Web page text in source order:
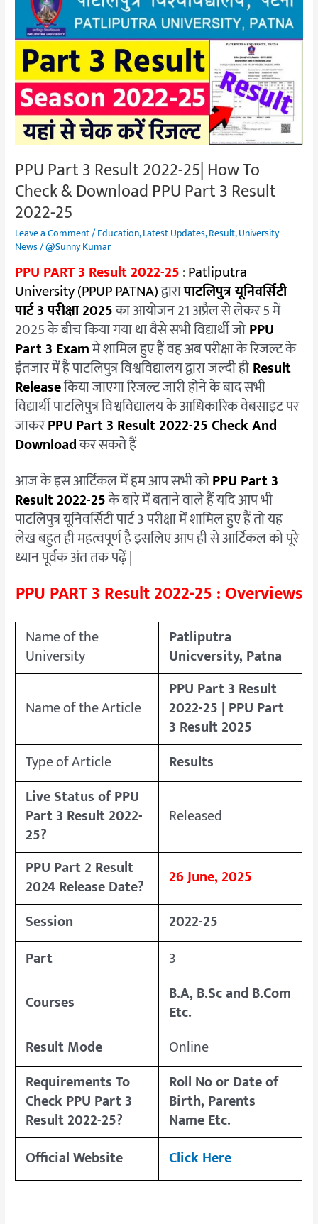
PPU Part 3 Result 2022-25| How To
Check & Download PPU Part 3 Result
2022-25
Leave a Comment/Education,Latest Updates,Result,University
News/@Sunny Kumar
PPU PART 3 Result 2022-25:Patliputra
University (PPUP PATNA)द्वारापाटलिपुत्र यूनिवर्सिटी
पार्ट 3 परीक्षा 2025का आयोजन 21 अप्रैल से लेकर 5 में
2025 के बीच किया गया था वैसे सभी विद्यार्थी जोPPU
Part 3 Examमे शामिल हुए हैं वह अब परीक्षा के रिजल्ट के
इंतजार में है पाटलिपुत्र विश्वविद्यालय द्वारा जल्दी हीResult
Releaseकिया जाएगा रिजल्ट जारी होने के बाद सभी
विद्यार्थी पाटलिपुत्र विश्वविद्यालय के आधिकारिक वेबसाइट पर
जाकरPPU Part 3 Result 2022-25 Check And
Downloadकर सकते हैं
आज के इस आर्टिकल में हम आप सभी कोPPU Part 3
Result 2022-25के बारे में बताने वाले हैं यदि आप भी
पाटलिपुत्र यूनिवर्सिटी पार्ट 3 परीक्षा में शामिल हुए हैं तो यह
लेख बहुत ही महत्वपूर्ण है इसलिए आप ही से आर्टिकल को पूरे
ध्यान पूर्वक अंत तक पढ़ें |
PPU PART 3 Result 2022-25 : Overviews
Name of the
University
Patliputra
Unicversity, Patna
Name of the Article
PPU Part 3 Result
2022-25 | PPU Part
3 Result 2025
Type of Article
Results
Live Status of PPU
Part 3 Result 2022-
25?
Released
PPU Part 2 Result
2024 Release Date?
26 June, 2025
Session
2022-25
Part
3
Courses
B.A, B.Sc and B.Com
Etc.
Result Mode
Online
Requirements To
Check PPU Part 3
Result 2022-25?
Roll No or Date of
Birth, Parents
Name Etc.
Official Website
Click Here
Part
Result
2022-
25|
How
To
Check
Download
PPU
Part
3
Result
25